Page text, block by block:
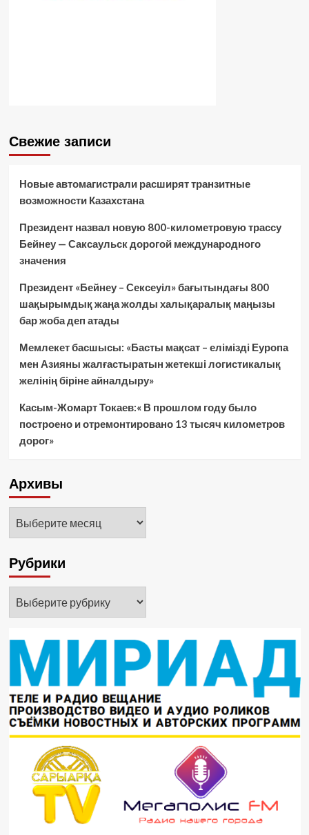
Свежие записи
Новые автомагистрали расширят транзитные
возможности Казахстана
Президент назвал новую 800-километровую трассу
Бейнеу — Саксаульск дорогой международного
значения
Президент «Бейнеу – Сексеуіл» бағытындағы 800
шақырымдық жаңа жолды халықаралық маңызы
бар жоба деп атады
Мемлекет басшысы: «Басты мақсат – елімізді Еуропа
мен Азияны жалғастыратын жетекші логистикалық
желінің біріне айналдыру»
Касым-Жомарт Токаев:« В прошлом году было
построено и отремонтировано 13 тысяч километров
дорог»
Архивы
Рубрики